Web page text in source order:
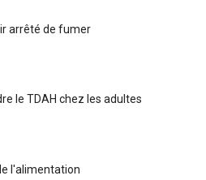
arrêté de fumer
le TDAH chez les adultes
l'alimentation